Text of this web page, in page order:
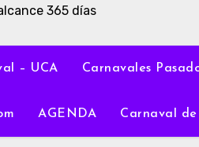
365 días
– UCA Carnavales
AGENDA Carnaval